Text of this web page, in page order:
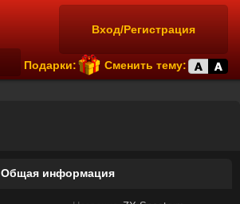
Вход/Регистрация
Подарки: Сменить тему:
Общая информация